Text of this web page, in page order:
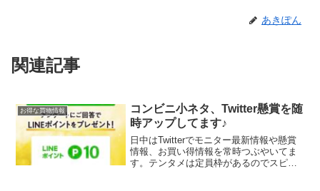
あきぽん
関連記事
お得な買物情報
コンビニ小ネタ、Twitter懸賞を随
時アップしてます♪
日中はTwitterでモニター最新情報や懸賞
情報、お買い得情報を常時つぶやいてま
す。テンタメは定員枠があるのでスピー